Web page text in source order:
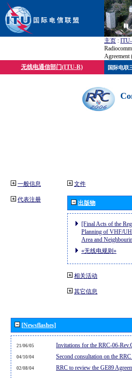
主页 :
Agreement
无线电通信部门(ITU-R)
一般信息
代表注册
文件
出版物
[Final Acts of the
Planning of VHF/
Area and
«无线电规则»
相关活动
其它信息
[Newsflashes]
21/06/05 Invitations for the RRC-06-
04/10/04 Second consultation on the
02/08/04 RRC to review the GE89
国际电联